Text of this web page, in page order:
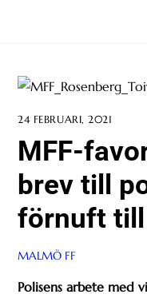
24 FEBRUARI, 2021
MFF-
brev till
förnuft till
MALMÖ FF
Polisens arbete med